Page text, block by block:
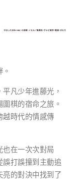
凡少年進藤光，
棋的宿命之旅。
越時代的情感傳
在一次次對局
打誤撞到主動追
的對決中找到了